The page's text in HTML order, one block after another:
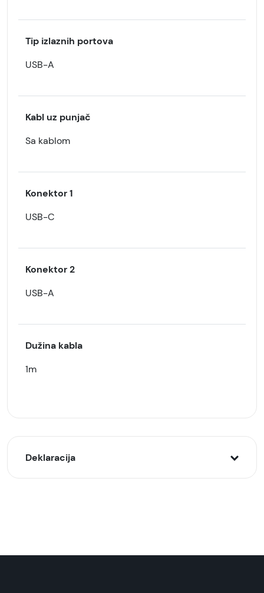
Tip izlaznih portova
USB-A
Kabl uz punjač
Sa kablom
Konektor 1
USB-C
Konektor 2
USB-A
Dužina kabla
1m
Deklaracija
Naziv i vrsta robe: